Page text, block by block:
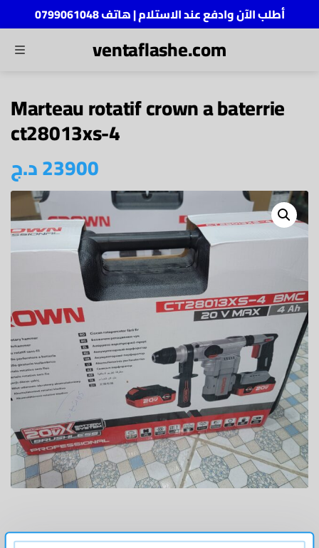
أطلب الآن وادفع عند الاستلام | هاتف 0799061048
MENU ventaflashe.com
Marteau rotatif crown a baterrie
ct28013xs-4
23900د.ج